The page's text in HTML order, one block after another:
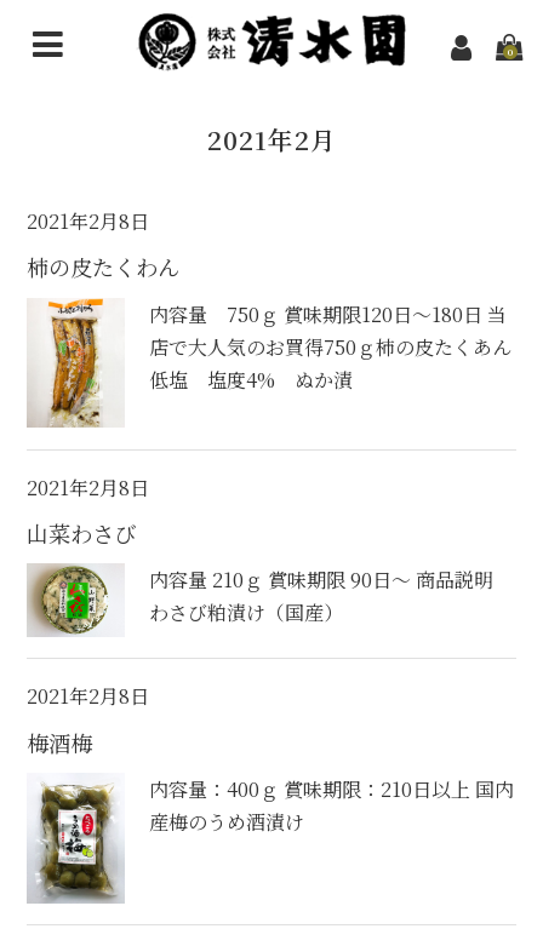
0
煎茶
その他のお茶
抹茶
ほうじ茶粉末（パウダー）
ギフトセット
ようかん
スイーツ
業務用商品
食品
お買物ガイド
Info
地域特産オリジナル商品化
会社概要
狭山茶の歴史と現在
2021年2月
2021年2月8日
柿の皮たくわん
内容量 750ｇ 賞味期限120日～180日 当
店で大人気のお買得750ｇ柿の皮たくあん
低塩 塩度4% ぬか漬
2021年2月8日
山菜わさび
内容量 210ｇ 賞味期限 90日～ 商品説明
わさび粕漬け（国産）
2021年2月8日
梅酒梅
内容量：400ｇ 賞味期限：210日以上 国内
産梅のうめ酒漬け